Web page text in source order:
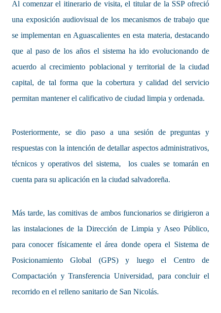
Al comenzar el itinerario de visita, el titular de la SSP ofreció
una exposición audiovisual de los mecanismos de trabajo que
se implementan en Aguascalientes en esta materia, destacando
que al paso de los años el sistema ha ido evolucionando de
acuerdo al crecimiento poblacional y territorial de la ciudad
capital, de tal forma que la cobertura y calidad del servicio
permitan mantener el calificativo de ciudad limpia y ordenada.
Posteriormente, se dio paso a una sesión de preguntas y
respuestas con la intención de detallar aspectos administrativos,
técnicos y operativos del sistema, los cuales se tomarán en
cuenta para su aplicación en la ciudad salvadoreña.
Más tarde, las comitivas de ambos funcionarios se dirigieron a
las instalaciones de la Dirección de Limpia y Aseo Público,
para conocer físicamente el área donde opera el Sistema de
Posicionamiento Global (GPS) y luego el Centro de
Compactación y Transferencia Universidad, para concluir el
recorrido en el relleno sanitario de San Nicolás.